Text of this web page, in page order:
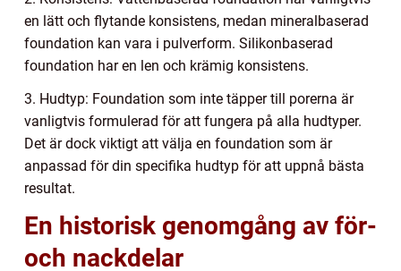
en lätt och flytande konsistens, medan mineralbaserad
foundation kan vara i pulverform. Silikonbaserad
foundation har en len och krämig konsistens.
3. Hudtyp: Foundation som inte täpper till porerna är
vanligtvis formulerad för att fungera på alla hudtyper.
Det är dock viktigt att välja en foundation som är
anpassad för din specifika hudtyp för att uppnå bästa
resultat.
En historisk genomgång av för-
och nackdelar